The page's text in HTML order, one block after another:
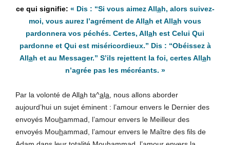
« Dis : “Si vous aimez Allah, alors suivez-
moi, vous aurez l’agrément de Allah et Allah vous
pardonnera vos péchés. Certes, Allah est Celui Qui
pardonne et Qui est miséricordieux.” Dis : “Obéissez à
Allah et au Messager.” S’ils rejettent la foi, certes Allah
n’agrée pas les mécréants. »
Par la volonté de Allah ta^ala , nous allons aborder
aujourd’hui un sujet éminent : l’amour envers le Dernier des
envoyés Mouhammad, l’amour envers le Meilleur des
envoyés Mouhammad, l’amour envers le Maître des fils de